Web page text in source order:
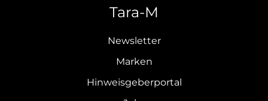
Tara-M
Newsletter
Marken
Hinweisgeberportal